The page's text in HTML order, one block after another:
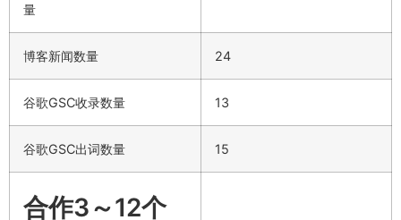
量
博客新闻数量 24
谷歌GSC收录数量 13
谷歌GSC出词数量 15
合作3～12个